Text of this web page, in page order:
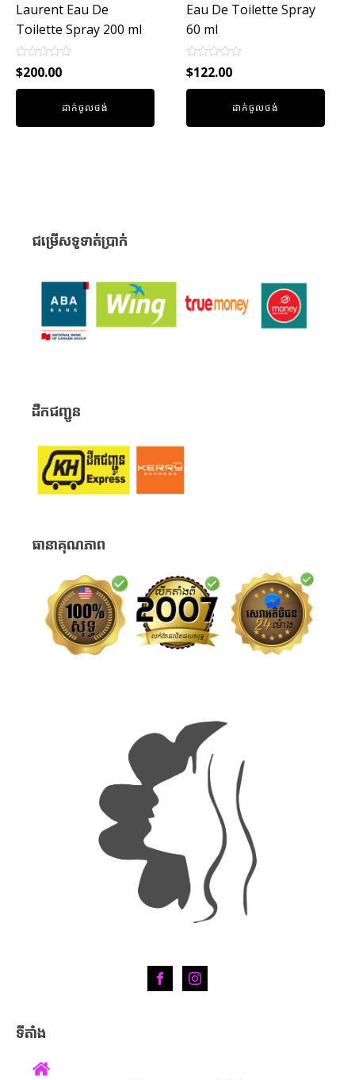
Laurent Eau De
Toilette Spray 200 ml
Rated
0
out
$200.00
ដាក់ចូលថង់
Eau De Toilette Spray
60 ml
Rated
0
out
$122.00
ដាក់ចូលថង់
ជម្រើសទូទាត់ប្រាក់
ដឹកជញ្ជូន
ធានាគុណភាព
ទីតាំង